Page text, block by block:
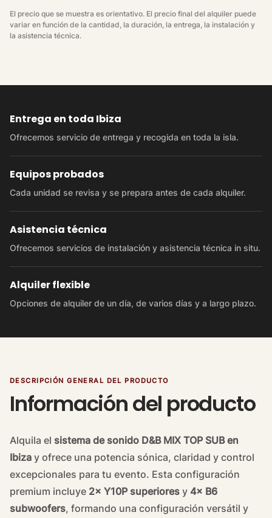
El precio que se muestra es orientativo. El precio final del alquiler puede
variar en función de la cantidad, la duración, la entrega, la instalación y
la asistencia técnica.
Entrega en toda Ibiza
Ofrecemos servicio de entrega y recogida en toda la isla.
Equipos probados
Cada unidad se revisa y se prepara antes de cada alquiler.
Asistencia técnica
Ofrecemos servicios de instalación y asistencia técnica in situ.
Alquiler flexible
Opciones de alquiler de un día, de varios días y a largo plazo.
DESCRIPCIÓN GENERAL DEL PRODUCTO
Información del producto
Alquila el sistema de sonido D&B MIX TOP SUB en
Ibiza y ofrece una potencia sónica, claridad y control
excepcionales para tu evento. Esta configuración
premium incluye 2× Y10P superiores y 4× B6
subwoofers, formando una configuración versátil y